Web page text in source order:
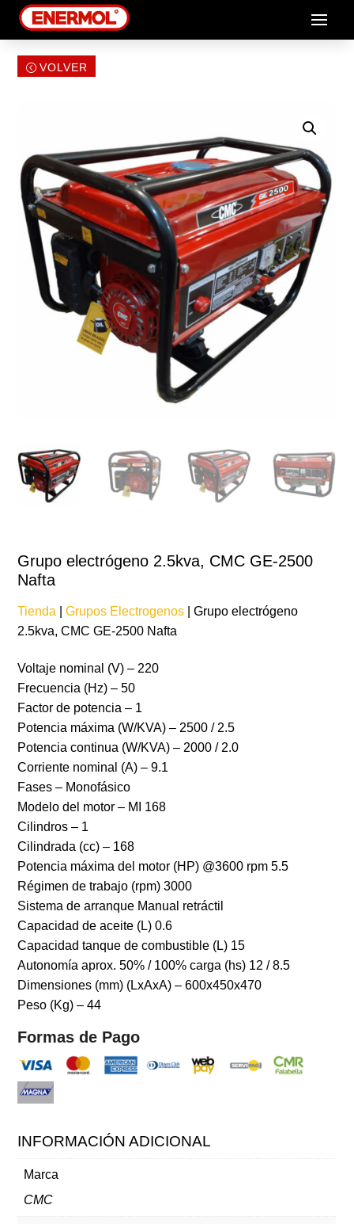
VOLVER
Grupo electrógeno 2.5kva, CMC GE-2500
Nafta
Tienda |Grupos Electrogenos | Grupo electrógeno
2.5kva, CMC GE-2500 Nafta
Voltaje nominal (V) – 220
Frecuencia (Hz) – 50
Factor de potencia – 1
Potencia máxima (W/KVA) – 2500 / 2.5
Potencia continua (W/KVA) – 2000 / 2.0
Corriente nominal (A) – 9.1
Fases – Monofásico
Modelo del motor – MI 168
Cilindros – 1
Cilindrada (cc) – 168
Potencia máxima del motor (HP) @3600 rpm 5.5
Régimen de trabajo (rpm) 3000
Sistema de arranque Manual retráctil
Capacidad de aceite (L) 0.6
Capacidad tanque de combustible (L) 15
Autonomía aprox. 50% / 100% carga (hs) 12 / 8.5
Dimensiones (mm) (LxAxA) – 600x450x470
Peso (Kg) – 44
Formas de Pago
INFORMACIÓN ADICIONAL
Marca
CMC